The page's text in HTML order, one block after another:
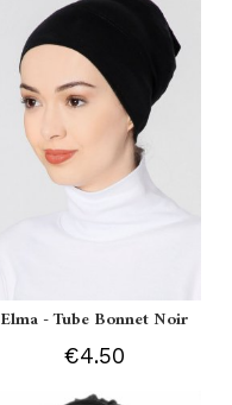
Elma - Tube Bonnet Noir
€4.50